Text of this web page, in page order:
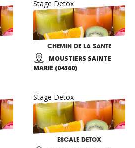
Stage Detox
CHEMIN DE LA SANTE
MOUSTIERS SAINTE
MARIE (04360)
Stage Detox
ESCALE DETOX